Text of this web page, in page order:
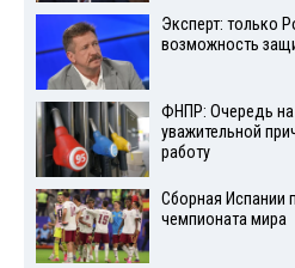
Эксперт: только
возможность
ФНПР: Очередь на
уважительной
работу
Сборная Испании
чемпионата мира